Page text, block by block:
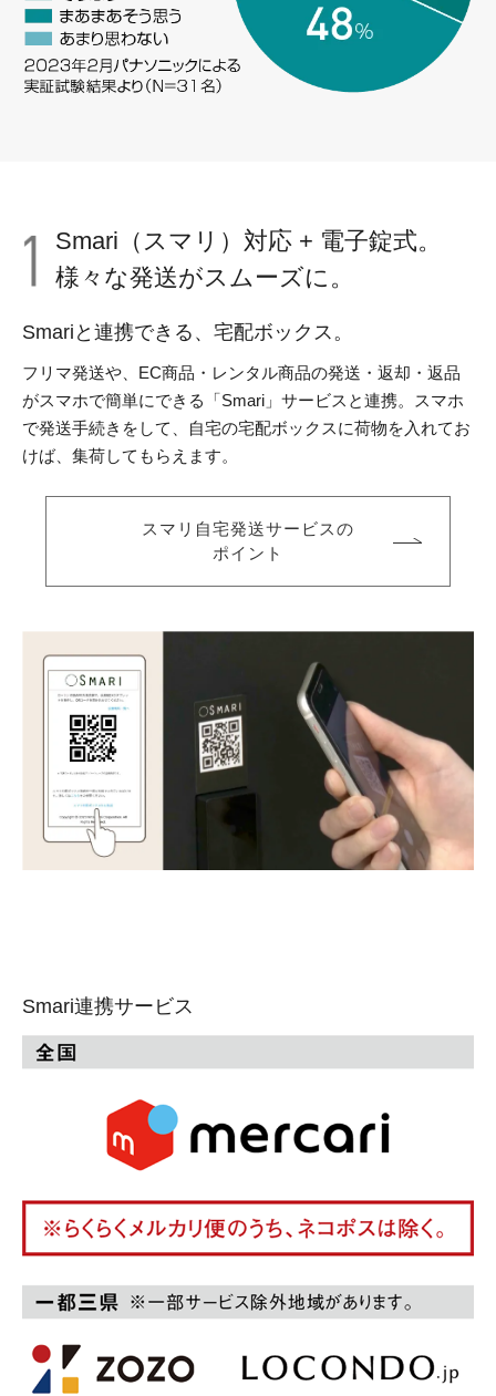
Smari（スマリ）対応 + 電子錠式。
様々な発送がスムーズに。
Smariと連携できる、宅配ボックス。
フリマ発送や、EC商品・レンタル商品の発送・返却・返品
がスマホで簡単にできる「Smari」サービスと連携。スマホ
で発送手続きをして、自宅の宅配ボックスに荷物を入れてお
けば、集荷してもらえます。
スマリ自宅発送サービスの
ポイント
Smari連携サービス